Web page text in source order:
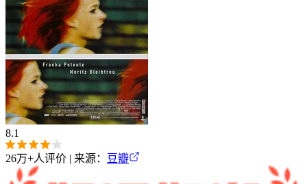
8.1
26万+人评价 | 来源： 豆瓣